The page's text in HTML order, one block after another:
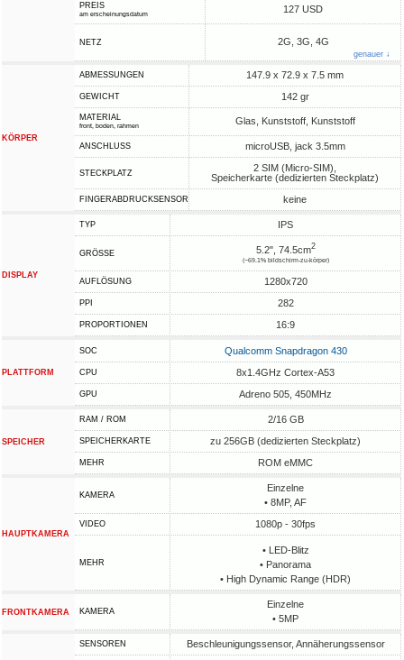
PREIS
am erscheinungsdatum 127 USD
NETZ 2G, 3G, 4G
genauer ↓
KÖRPER
ABMESSUNGEN 147.9 x 72.9 x 7.5 mm
GEWICHT 142 gr
MATERIAL
front, boden, rahmen Glas, Kunststoff, Kunststoff
ANSCHLUSS microUSB, jack 3.5mm
STECKPLATZ
2 SIM (Micro-SIM),
Speicherkarte (dedizierten Steckplatz)
FINGERABDRUCKSENSOR keine
DISPLAY
TYP IPS
GRÖSSE 5.2", 74.5cm2
(~69.1% bildschirm-zu-körper)
AUFLÖSUNG 1280x720
PPI 282
PROPORTIONEN 16:9
PLATTFORM
SOC Qualcomm Snapdragon 430
CPU 8x1.4GHz Cortex-A53
GPU Adreno 505, 450MHz
SPEICHER
RAM / ROM 2/16 GB
SPEICHERKARTE zu 256GB (dedizierten Steckplatz)
MEHR ROM eMMC
HAUPTKAMERA
KAMERA
Einzelne
• 8MP, AF
VIDEO 1080p - 30fps
MEHR
• LED-Blitz
• Panorama
• High Dynamic Range (HDR)
FRONTKAMERA KAMERA
Einzelne
• 5MP
SENSOREN Beschleunigungssensor, Annäherungssensor